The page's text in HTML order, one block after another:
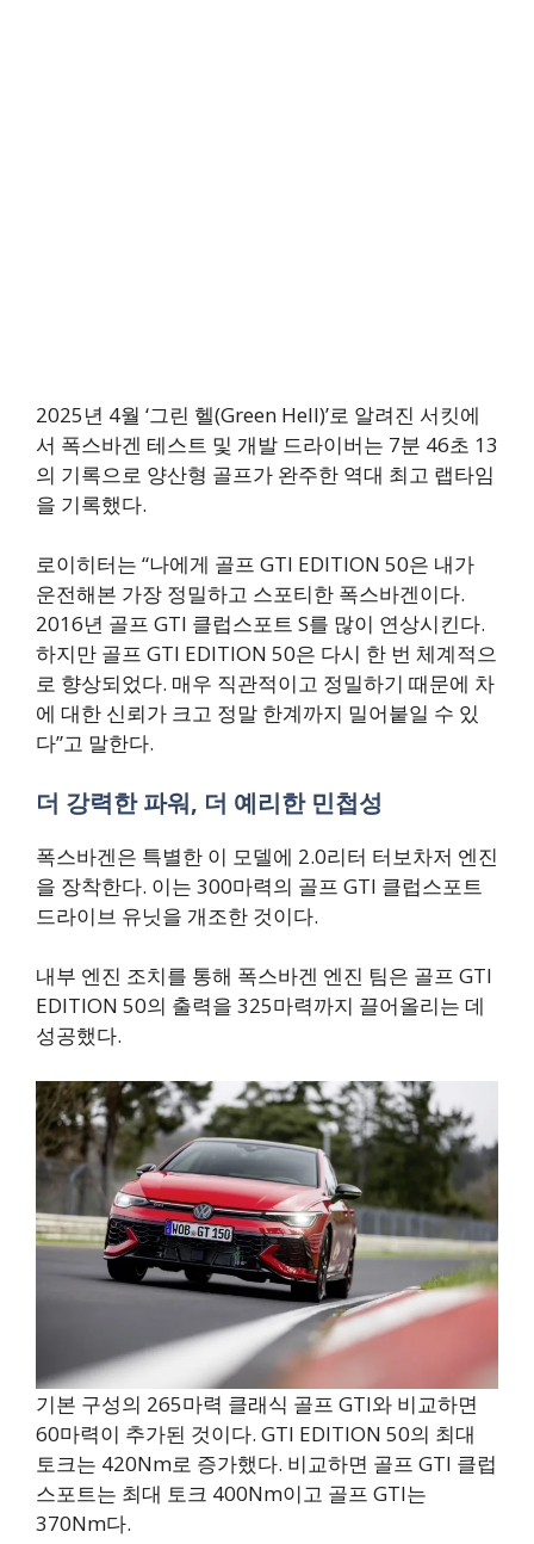
2025년 4월 ‘그린 헬(Green Hell)’로 알려진 서킷에
서 폭스바겐 테스트 및 개발 드라이버는 7분 46초 13
의 기록으로 양산형 골프가 완주한 역대 최고 랩타임
을 기록했다.
로이히터는 “나에게 골프 GTI EDITION 50은 내가
운전해본 가장 정밀하고 스포티한 폭스바겐이다.
2016년 골프 GTI 클럽스포트 S를 많이 연상시킨다.
하지만 골프 GTI EDITION 50은 다시 한 번 체계적으
로 향상되었다. 매우 직관적이고 정밀하기 때문에 차
에 대한 신뢰가 크고 정말 한계까지 밀어붙일 수 있
다”고 말한다.
더 강력한 파워, 더 예리한 민첩성
폭스바겐은 특별한 이 모델에 2.0리터 터보차저 엔진
을 장착한다. 이는 300마력의 골프 GTI 클럽스포트
드라이브 유닛을 개조한 것이다.
내부 엔진 조치를 통해 폭스바겐 엔진 팀은 골프 GTI
EDITION 50의 출력을 325마력까지 끌어올리는 데
성공했다.
기본 구성의 265마력 클래식 골프 GTI와 비교하면
60마력이 추가된 것이다. GTI EDITION 50의 최대
토크는 420Nm로 증가했다. 비교하면 골프 GTI 클럽
스포트는 최대 토크 400Nm이고 골프 GTI는
370Nm다.